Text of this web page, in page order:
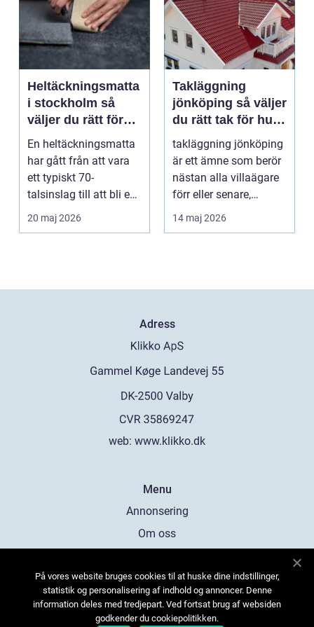
Heltäckningsmatta
i stockholm så
väljer du rätt för
hem och kontor
En heltäckningsmatta
har gått från att vara
ett typiskt 70-
talsinslag till att bli en
modern lösning...
20 maj 2026
Takläggning
jönköping så väljer
du rätt tak för hus
och klimat
takläggning jönköping
är ett ämne som berör
nästan alla villaägare
förr eller senare,
eftersom taket...
14 maj 2026
Adress
web: www.klikko.dk
Menu
Annonsering
Om oss
Kontakta oss
Sitemap
På vores website bruges cookies til at huske dine indstillinger,
statistik og personalisering af indhold og annoncer. Denne
information deles med tredjepart. Ved fortsat brug af websiden
godkender du cookiepolitikken.